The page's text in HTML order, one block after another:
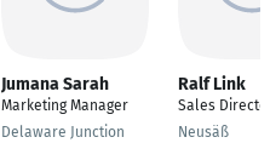
Jumana Sarah
Marketing Manager
Delaware Junction
Ralf Link
Sales Director
Neusäß